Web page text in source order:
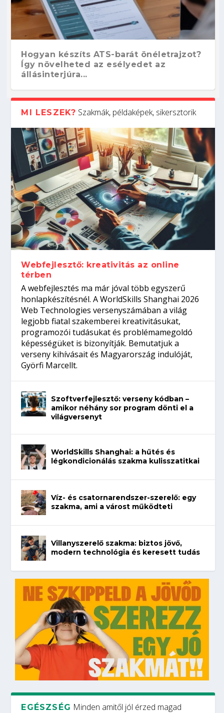
Hogyan készíts ATS-barát önéletrajzot?
Így növelheted az esélyedet az
állásinterjúra...
Kitalálod, mire használják ezeket a
gépeket?
Nem sikerült az egyetemi felvételi?
Tanulj szakmát!
Szoftverfejlesztő: verseny kódban –
amikor néhány sor program dönti el a
világversenyt...
Digitális detox – hogyan kapcsolódj ki
telefon nélkül?
MI LESZEK? Szakmák, példaképek, sikersztorik
Webfejlesztő: kreativitás az online
térben
A webfejlesztés ma már jóval több egyszerű
honlapkészítésnél. A WorldSkills Shanghai 2026
Web Technologies versenyszámában a világ
legjobb fiatal szakemberei kreativitásukat,
programozói tudásukat és problémamegoldó
képességüket is bizonyítják. Bemutatjuk a
verseny kihívásait és Magyarország indulóját,
Györfi Marcellt.
Szoftverfejlesztő: verseny kódban –
amikor néhány sor program dönti el a
világversenyt
WorldSkills Shanghai: a hűtés és
légkondicionálás szakma kulisszatitkai
Víz- és csatornarendszer-szerelő: egy
szakma, ami a várost működteti
Villanyszerelő szakma: biztos jövő,
modern technológia és keresett tudás
EGÉSZSÉG Minden amitől jól érzed magad